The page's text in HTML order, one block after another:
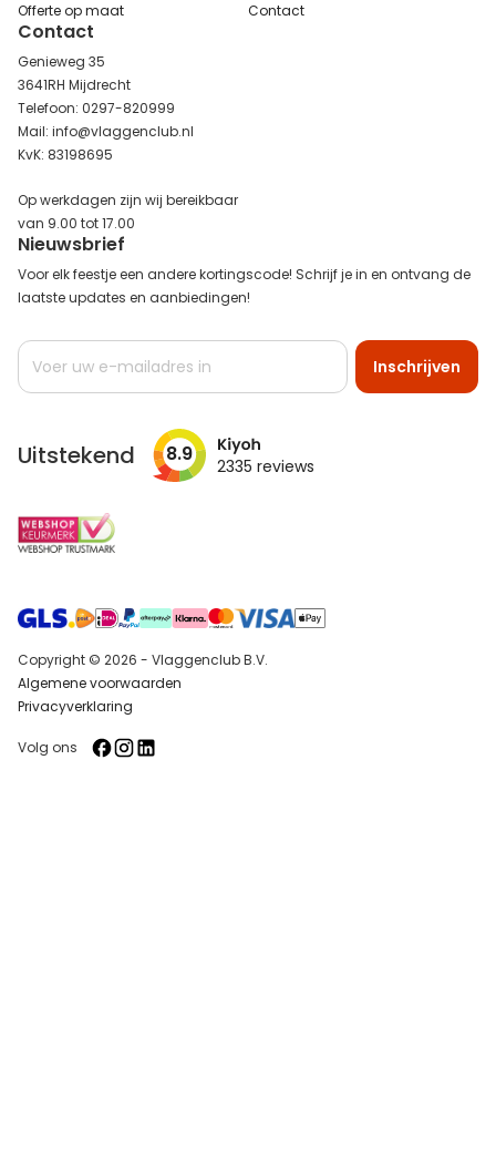
Offerte op maat
Contact
Contact
Genieweg 35
3641RH Mijdrecht
Telefoon: 0297-820999
Mail: info@vlaggenclub.nl
KvK: 83198695
Op werkdagen zijn wij bereikbaar
van 9.00 tot 17.00
Nieuwsbrief
Voor elk feestje een andere kortingscode! Schrijf je in en ontvang de
laatste updates en aanbiedingen!
Abonneer
op
Inschrijven
Uitstekend 8.9 2335 reviews
Copyright © 2026 - Vlaggenclub B.V.
Algemene voorwaarden
Privacyverklaring
Volg ons